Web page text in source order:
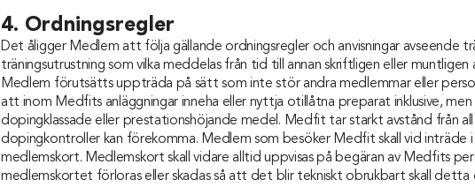
4. Ordningsregler
Det åligger Medlem att följa gällande ordningsregler och anvisningar avseende
träningsutrustning som vilka meddelas från tid till annan skriftligen eller muntligen
Medlem förutsätts uppträda på sätt som inte stör andra medlemmar eller
att inom Medfits anläggningar inneha eller nyttja otillåtna preparat inklusive,
dopingklassade eller prestationshöjande medel. Medfit tar starkt avstånd från
dopingkontroller kan förekomma. Medlem som besöker Medfit skall vid inträde
medlemskort. Medlemskort skall vidare alltid uppvisas på begäran av Medfits
medlemskortet förloras eller skadas så att det blir tekniskt obrukbart skall detta